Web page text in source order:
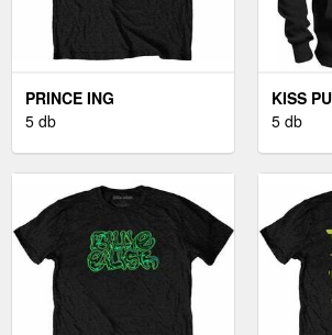
PRINCE ING
WATERCOLOURS UNISEX
5 db
KISS
FACES
5 db